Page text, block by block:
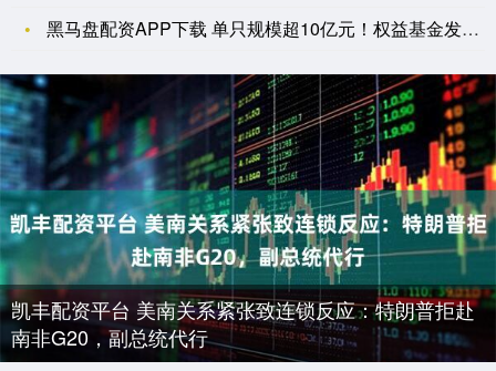
黑马盘配资APP下载 单只规模超10亿元！权益基金发行集体回
凯丰配资平台 美南关系紧张致连锁反应：特朗普拒赴
南非G20，副总统代行